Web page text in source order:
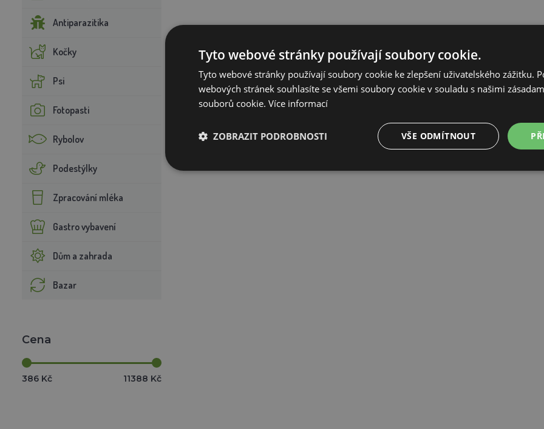
Antiparazitika
Kočky
Psi
Fotopasti
Rybolov
Podestýlky
Zpracování mléka
Gastro vybavení
Dům a zahrada
Bazar
Cena
386 Kč 11388 Kč
Tyto webové stránky používají soubory cookie.
Tyto webové stránky používají soubory cookie ke zlepšení uživatelského zážitku.
webových stránek souhlasíte se všemi soubory cookie v souladu s našimi
souborů cookie. Více informací
VŠE ODMÍTNOUT
ZOBRAZIT PODROBNOSTI